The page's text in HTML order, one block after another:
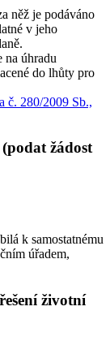
něž je podáváno
v jeho
na úhradu
do lhůty pro
č. 280/2009 Sb.,
žádost
k samostatnému
úřadem,
životní